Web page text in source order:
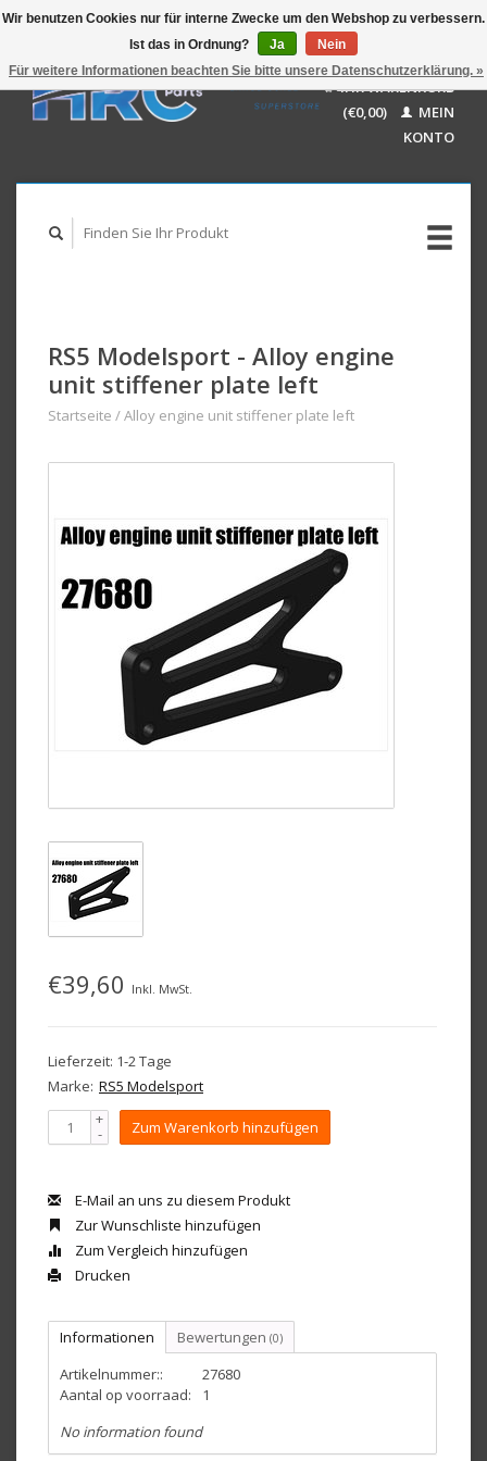
GBP
USD
AUD
Deutsch
English
IHR WARENKORB
(€0,00)
MEIN
KONTO
RS5 Modelsport - Alloy engine
unit stiffener plate left
Startseite /Alloy engine unit stiffener plate left
€39,60 Inkl. MwSt.
Lieferzeit: 1-2 Tage
Marke: RS5 Modelsport
+
- Zum Warenkorb hinzufügen
E-Mail an uns zu diesem Produkt
Zur Wunschliste hinzufügen
Zum Vergleich hinzufügen
Drucken
Informationen Bewertungen (0)
Artikelnummer::
27680
Aantal op voorraad:
1
No information found
Wir benutzen Cookies nur für interne Zwecke um den Webshop zu verbessern.
Ist das in Ordnung?
Ja
Nein
Für weitere Informationen beachten Sie bitte unsere Datenschutzerklärung. »